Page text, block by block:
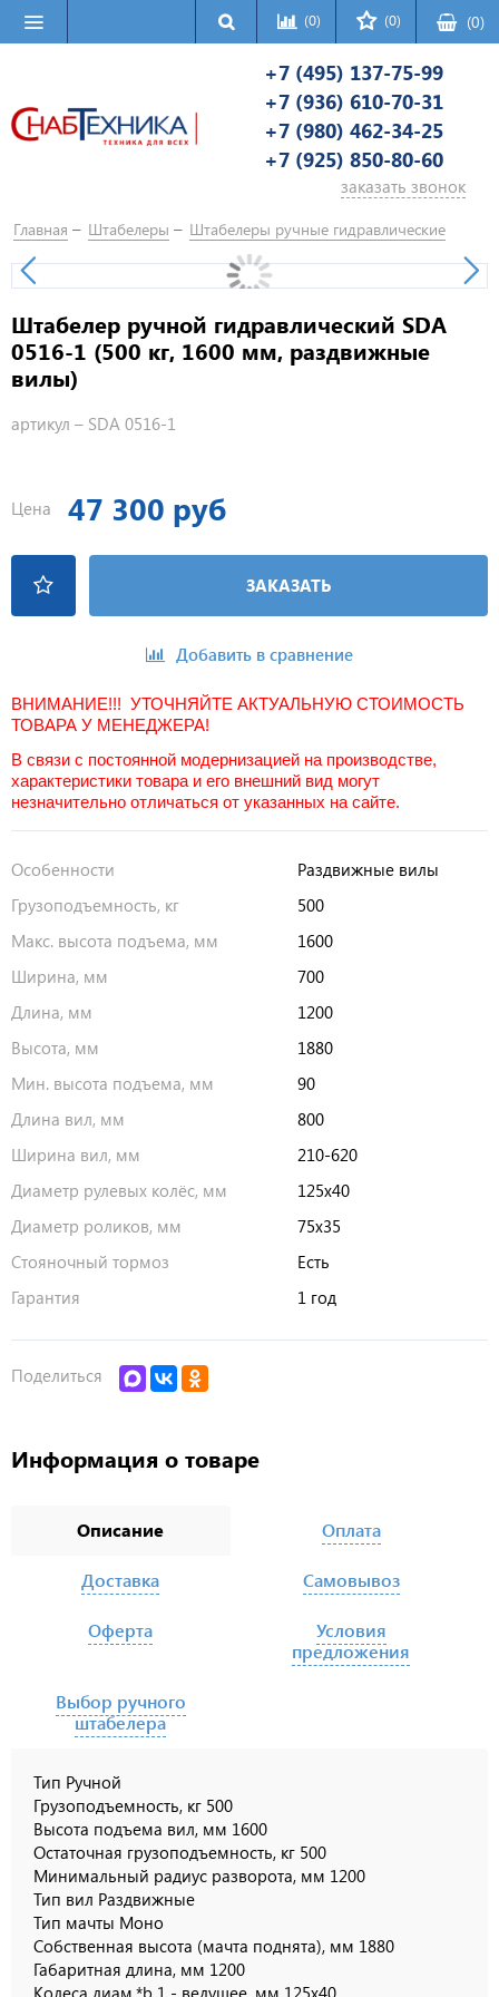
(0) (0) (0)
+7 (495) 137-75-99
+7 (936) 610-70-31
+7 (980) 462-34-25
+7 (925) 850-80-60
заказать звонок
Главная Штабелеры Штабелеры ручные гидравлические
Штабелер ручной гидравлический SDA
0516-1 (500 кг, 1600 мм, раздвижные
вилы)
артикул – SDA 0516-1
Цена 47 300 руб
ЗАКАЗАТЬ
Добавить в сравнение
ВНИМАНИЕ!!! УТОЧНЯЙТЕ АКТУАЛЬНУЮ СТОИМОСТЬ
ТОВАРА У МЕНЕДЖЕРА!
В связи с постоянной модернизацией на производстве,
характеристики товара и его внешний вид могут
незначительно отличаться от указанных на сайте.
Особенности
Раздвижные вилы
Грузоподъемность, кг
500
Макс. высота подъема, мм
1600
Ширина, мм
700
Длина, мм
1200
Высота, мм
1880
Мин. высота подъема, мм
90
Длина вил, мм
800
Ширина вил, мм
210-620
Диаметр рулевых колёс, мм
125х40
Диаметр роликов, мм
75х35
Стояночный тормоз
Есть
Гарантия
1 год
Поделиться
Информация о товаре
Описание
Тип Ручной
Грузоподъемность, кг 500
Высота подъема вил, мм 1600
Остаточная грузоподъемность, кг 500
Минимальный радиус разворота, мм 1200
Тип вил Раздвижные
Тип мачты Моно
Собственная высота (мачта поднята), мм 1880
Габаритная длина, мм 1200
Колеса диам.*b 1 - ведущее, мм 125x40
Оплата
Доставка Самовывоз
Оферта
Условия
предложения
Выбор ручного
штабелера